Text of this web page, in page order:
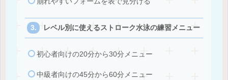
レベル別に使えるストローク水泳の練習メニュー
初心者向けの20分から30分メニュー
中級者向けの45分から60分メニュー